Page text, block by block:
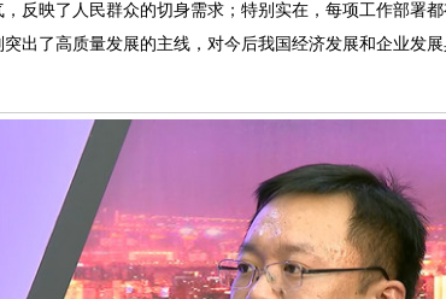
反映了人民群众的切身需求；特别实在，每项工作部署
突出了高质量发展的主线，对今后我国经济发展和企业发